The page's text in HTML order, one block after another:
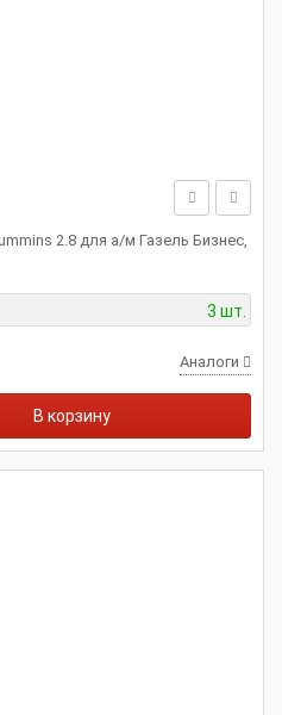
2.8 для а/м Газель Бизнес,
3 шт.
Аналоги
В корзину